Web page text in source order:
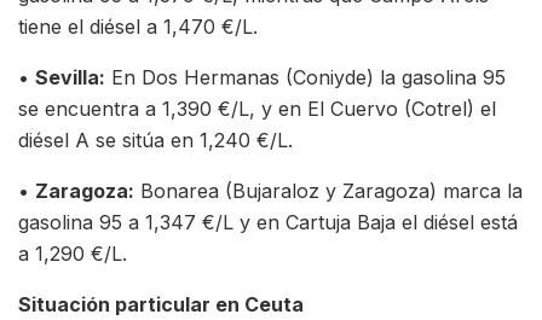
tiene el diésel a 1,470 €/L.
• Sevilla: En Dos Hermanas (Coniyde) la gasolina 95
se encuentra a 1,390 €/L, y en El Cuervo (Cotrel) el
diésel A se sitúa en 1,240 €/L.
• Zaragoza: Bonarea (Bujaraloz y Zaragoza) marca la
gasolina 95 a 1,347 €/L y en Cartuja Baja el diésel está
a 1,290 €/L.
Situación particular en Ceuta